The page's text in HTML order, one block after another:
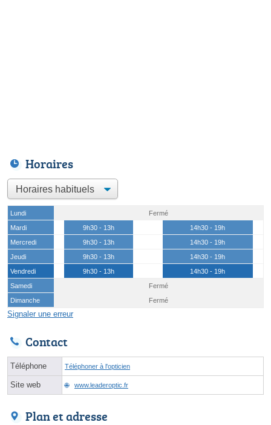
Horaires
Lundi
Fermé
Mardi
9h30 - 13h
14h30 - 19h
Mercredi
9h30 - 13h
14h30 - 19h
Jeudi
9h30 - 13h
14h30 - 19h
Vendredi
9h30 - 13h
14h30 - 19h
Samedi
Fermé
Dimanche
Fermé
Signaler une erreur
Contact
Téléphone Téléphoner à l'opticien
Site web www.leaderoptic.fr
Plan et adresse